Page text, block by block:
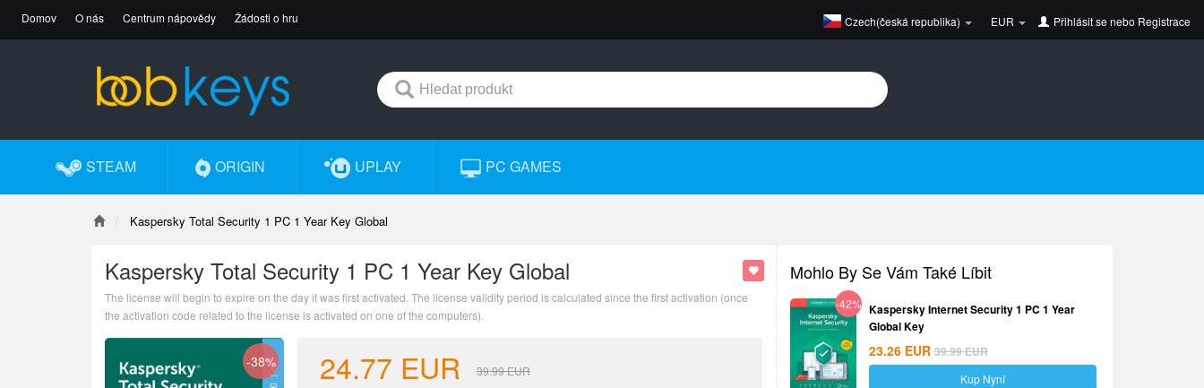
Domov O nás Centrum nápovědy Žádosti o hru Czech(česká republika) EUR Přihlásit se nebo Registrace
STEAM ORIGIN UPLAY PC GAMES
Kaspersky Total Security 1 PC 1 Year Key Global
Kaspersky Total Security 1 PC 1 Year Key Global
The license will begin to expire on the day it was first activated. The license validity period is calculated since the first activation (once
the activation code related to the license is activated on one of the computers).
-38% 24.77 EUR 39.99EUR
Mohlo By Se Vám Také Líbit
-42% Kaspersky Internet Security 1 PC 1 Year
Global Key
23.26 EUR 39.99EUR
Kup Nyní